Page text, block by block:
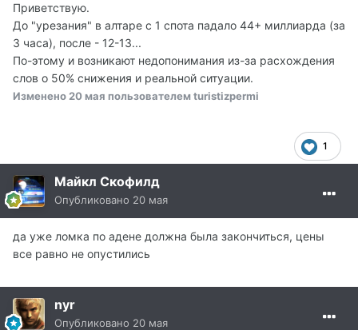
05/16/26 08:30 AM
Гайка: может процентов на 10-30%
уменьшилось примерно
Justina
05/16/26 08:35 AM
в некоторых локациях самое большее 50% и это
Приветствую.
До "урезания" в алтаре с 1 спота падало 44+ миллиарда (за
3 часа), после - 12-13...
По-этому и возникают недопонимания из-за расхождения
слов о 50% снижения и реальной ситуации.
Изменено 20 мая пользователем turistizpermi
1
Майкл Скофилд
Опубликовано 20 мая
да уже ломка по адене должна была закончиться, цены
все равно не опустились
nyr
Опубликовано 20 мая